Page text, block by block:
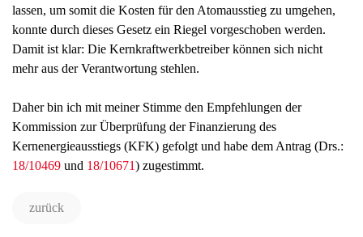
lassen, um somit die Kosten für den Atomausstieg zu umgehen,
konnte durch dieses Gesetz ein Riegel vorgeschoben werden.
Damit ist klar: Die Kernkraftwerkbetreiber können sich nicht
mehr aus der Verantwortung stehlen.
Daher bin ich mit meiner Stimme den Empfehlungen der
Kommission zur Überprüfung der Finanzierung des
Kernenergieausstiegs (KFK) gefolgt und habe dem Antrag (Drs.:
18/10469 und 18/10671) zugestimmt.
zurück